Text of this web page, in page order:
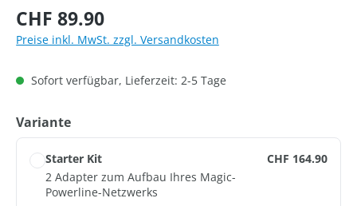
Regulärer Preis:
CHF 89.90
Preise inkl. MwSt. zzgl. Versandkosten
Sofort verfügbar, Lieferzeit: 2-5 Tage
Varianteauswählen
Starter Kit
2 Adapter zum Aufbau Ihres Magic-
Powerline-Netzwerks
CHF 164.90